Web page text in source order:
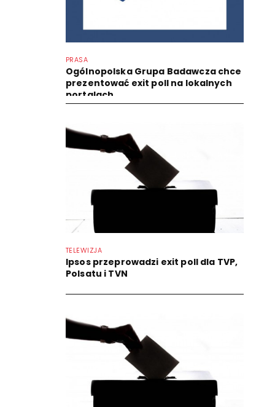
PRASA
Ogólnopolska Grupa Badawcza chce
prezentować exit poll na lokalnych
portalach
TELEWIZJA
Ipsos przeprowadzi exit poll dla TVP,
Polsatu i TVN